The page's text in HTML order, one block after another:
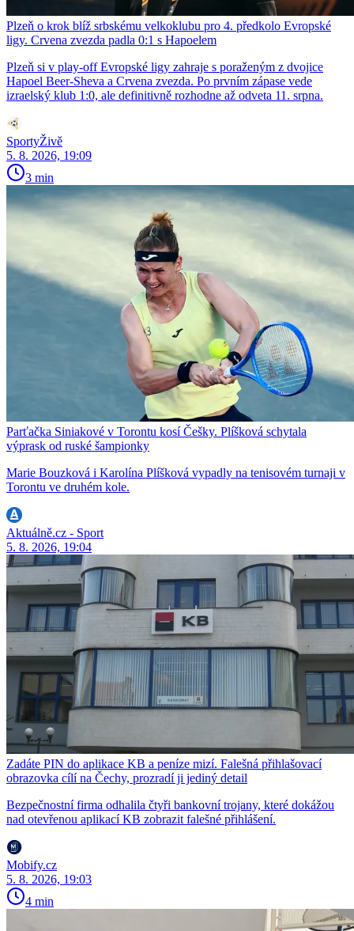
Plzeň o krok blíž srbskému velkoklubu pro 4. předkolo Evropské
ligy. Crvena zvezda padla 0:1 s Hapoelem
Plzeň si v play-off Evropské ligy zahraje s poraženým z dvojice
Hapoel Beer-Sheva a Crvena zvezda. Po prvním zápase vede
izraelský klub 1:0, ale definitivně rozhodne až odveta 11. srpna.
SportyŽivě
5. 8. 2026, 19:09
3 min
Parťačka Siniakové v Torontu kosí Češky. Plíšková schytala
výprask od ruské šampionky
Marie Bouzková i Karolína Plíšková vypadly na tenisovém turnaji v
Torontu ve druhém kole.
Aktuálně.cz - Sport
5. 8. 2026, 19:04
Zadáte PIN do aplikace KB a peníze mizí. Falešná přihlašovací
obrazovka cílí na Čechy, prozradí ji jediný detail
Bezpečnostní firma odhalila čtyři bankovní trojany, které dokážou
nad otevřenou aplikací KB zobrazit falešné přihlášení.
Mobify.cz
5. 8. 2026, 19:03
4 min